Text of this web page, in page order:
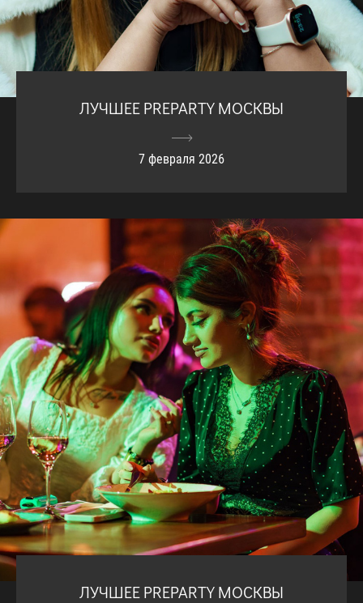
ЛУЧШЕЕ PREPARTY МОСКВЫ
7 февраля 2026
ЛУЧШЕЕ PREPARTY МОСКВЫ